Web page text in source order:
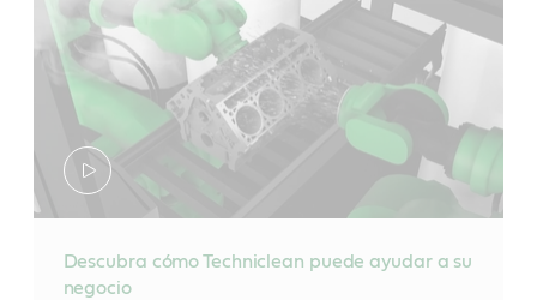
Descubra cómo Techniclean puede ayudar a su
negocio